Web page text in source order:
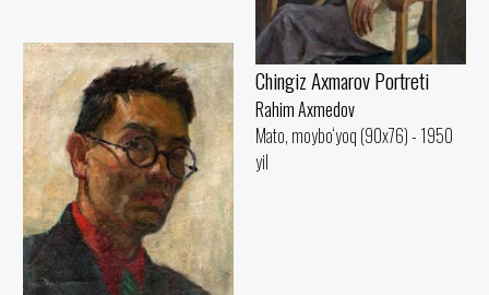
Chingiz Axmarov Portreti
Rahim Axmedov
Mato, moybo‘yoq (90x76) - 1950
yil